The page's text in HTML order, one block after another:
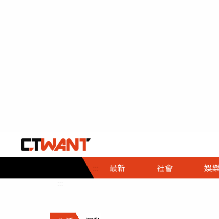
::: 最新 社會
社會首頁
時事
調查
娛樂
娛樂首頁
即時
財經首頁
熱線
政